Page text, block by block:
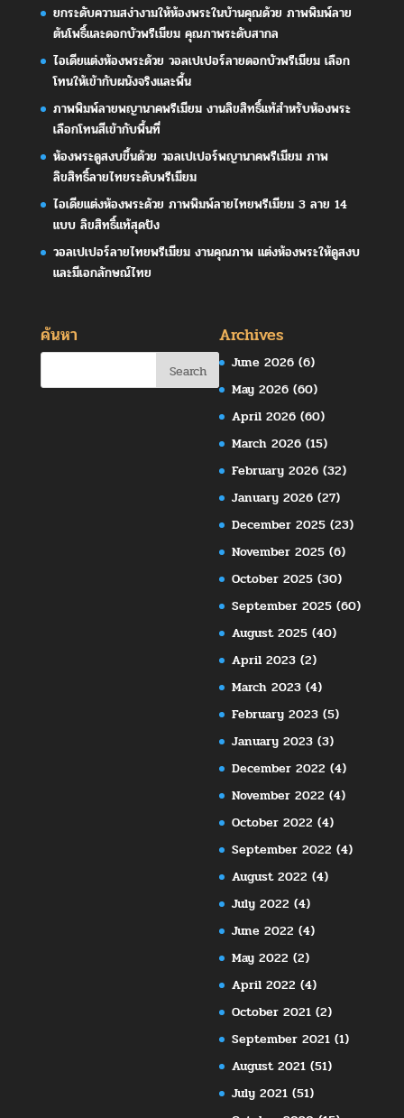
ยกระดับความสง่างามให้ห้องพระในบ้านคุณด้วย ภาพพิมพ์ลาย
ต้นโพธิ์และดอกบัวพรีเมียม คุณภาพระดับสากล
ไอเดียแต่งห้องพระด้วย วอลเปเปอร์ลายดอกบัวพรีเมียม เลือก
โทนให้เข้ากับผนังจริงและพื้น
ภาพพิมพ์ลายพญานาคพรีเมียม งานลิขสิทธิ์แท้สำหรับห้องพระ
เลือกโทนสีเข้ากับพื้นที่
ห้องพระดูสงบขึ้นด้วย วอลเปเปอร์พญานาคพรีเมียม ภาพ
ลิขสิทธิ์ลายไทยระดับพรีเมียม
ไอเดียแต่งห้องพระด้วย ภาพพิมพ์ลายไทยพรีเมียม 3 ลาย 14
แบบ ลิขสิทธิ์แท้สุดปัง
วอลเปเปอร์ลายไทยพรีเมียม งานคุณภาพ แต่งห้องพระให้ดูสงบ
และมีเอกลักษณ์ไทย
ค้นหา Archives
June 2026 (6)
May 2026 (60)
April 2026 (60)
March 2026 (15)
February 2026 (32)
January 2026 (27)
December 2025 (23)
November 2025 (6)
October 2025 (30)
September 2025 (60)
August 2025 (40)
April 2023 (2)
March 2023 (4)
February 2023 (5)
January 2023 (3)
December 2022 (4)
November 2022 (4)
October 2022 (4)
September 2022 (4)
August 2022 (4)
July 2022 (4)
June 2022 (4)
May 2022 (2)
April 2022 (4)
October 2021 (2)
September 2021 (1)
August 2021 (51)
July 2021 (51)